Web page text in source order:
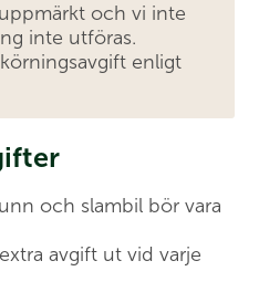
och vi inte
inte utföras.
enligt
och slambil bör vara
avgift ut vid varje